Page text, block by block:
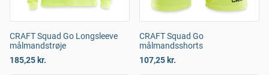
CRAFT Squad Go Longsleeve
målmandstrøje
185,25 kr.
CRAFT Squad Go
målmandsshorts
107,25 kr.